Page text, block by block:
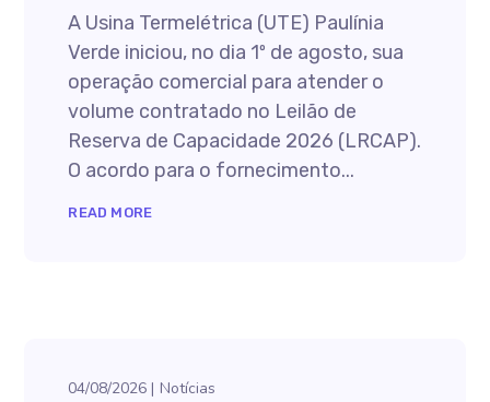
A Usina Termelétrica (UTE) Paulínia
Verde iniciou, no dia 1º de agosto, sua
operação comercial para atender o
volume contratado no Leilão de
Reserva de Capacidade 2026 (LRCAP).
O acordo para o fornecimento...
READ MORE
04/08/2026 Notícias